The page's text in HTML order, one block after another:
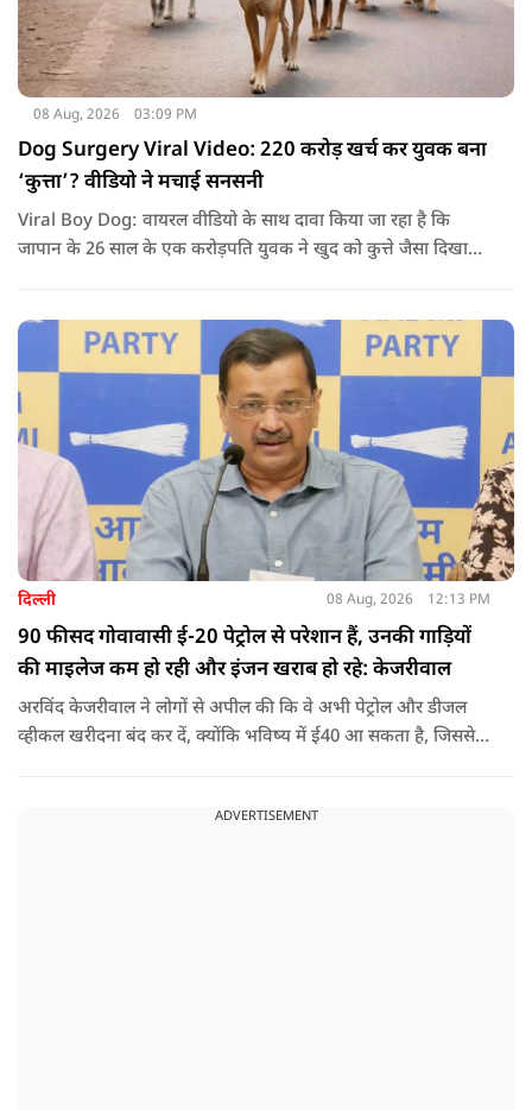
08 Aug, 2026 03:09 PM
Dog Surgery Viral Video: 220 करोड़ खर्च कर युवक बना
‘कुत्ता’? वीडियो ने मचाई सनसनी
Viral Boy Dog: वायरल वीडियो के साथ दावा किया जा रहा है कि
जापान के 26 साल के एक करोड़पति युवक ने खुद को कुत्ते जैसा दिखाने
करवाईं और अब वह कुत्ते की तरह दिखने, चलने और रहने की कोशिश
करता है.
दिल्ली 08 Aug, 2026 12:13 PM
90 फीसद गोवावासी ई-20 पेट्रोल से परेशान हैं, उनकी गाड़ियों
की माइलेज कम हो रही और इंजन खराब हो रहे: केजरीवाल
अरविंद केजरीवाल ने लोगों से अपील की कि वे अभी पेट्रोल और डीजल
व्हीकल खरीदना बंद कर दें, क्योंकि भविष्य में ई40 आ सकता है, जिससे
ADVERTISEMENT